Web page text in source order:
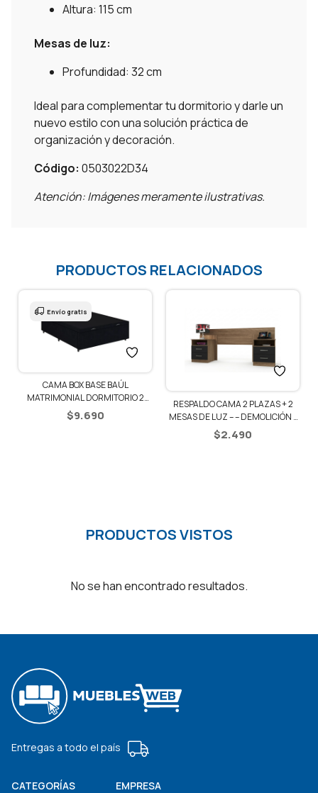
Altura: 115 cm
Mesas de luz:
Profundidad: 32 cm
Ideal para complementar tu dormitorio y darle un
nuevo estilo con una solución práctica de
organización y decoración.
Código: 0503022D34
Atención: Imágenes meramente ilustrativas.
PRODUCTOS RELACIONADOS
CAMA BOX BASE BAÚL
MATRIMONIAL DORMITORIO 2
PLAZAS
$9.690
Envío gratis
RESPALDO CAMA 2 PLAZAS + 2
MESAS DE LUZ – – DEMOLICIÓN /
NEGRO
$2.490
PRODUCTOS VISTOS
No se han encontrado resultados.
Entregas a todo el país
CATEGORÍAS EMPRESA